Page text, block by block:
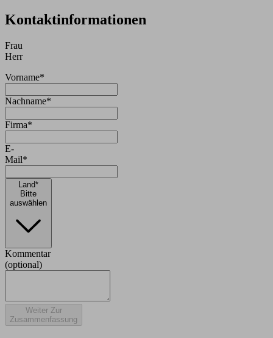
Kontaktinformationen
Frau
Herr
Vorname*
Nachname*
Firma*
E-
Mail*
Land*
Bitte
auswählen
Kommentar
(optional)
Weiter Zur
Zusammenfassung